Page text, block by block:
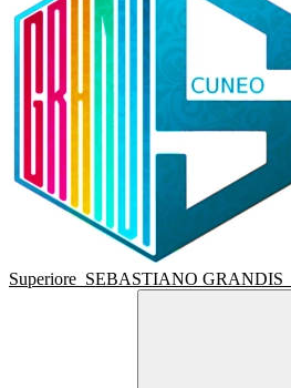
Superiore SEBASTIANO GRANDIS